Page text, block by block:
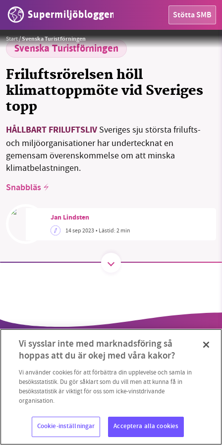
Supermiljöbloggen Stötta SMB
OMRÅDEN
MILJÖFAKTA
OM OSS
Sök Sparade inlägg Tipsa oss
Facebook Instagram BlueSky
Start/Svenska Turistförningen
Svenska Turistförningen
Friluftsrörelsen höll
klimattoppmöte vid Sveriges
topp
HÅLLBART FRILUFTSLIV Sveriges sju största frilufts-
och miljöorganisationer har undertecknat en
gemensam överenskommelse om att minska
klimatbelastningen.
Snabbläs
Jan Lindsten
14 sep 2023• Lästid:2 min
Foto: Svenska Turistföreningen
Copyright 2023 © Supermiljöbloggen Cookieinställningar
SMB kämpar för en hållbar framtid. Sedan
utveckla vårt arbete – och vi hoppas att du
vill hjälpa oss.
Stötta vårt arbete genom att swisha en slant till
1231368703
Läs vad vi vill göra
Vi sysslar inte med marknadsföring så
hoppas att du är okej med våra kakor?
Vi använder cookies för att förbättra din upplevelse och samla in
besöksstatistik. Du gör såklart som du vill men att kunna få in
besöksstatistik är viktigt för oss som icke-vinstdrivande
organisation.
Cookie-inställningar Acceptera alla cookies